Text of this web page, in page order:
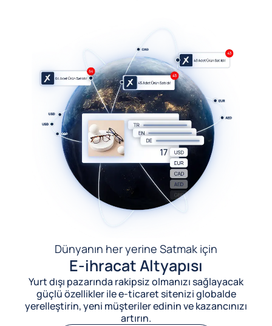
Dünyanın her yerine Satmak için
E-ihracat Altyapısı
Yurt dışı pazarında rakipsiz olmanızı sağlayacak
güçlü özellikler ile e-ticaret sitenizi globalde
yerelleştirin, yeni müşteriler edinin ve kazancınızı
artırın.